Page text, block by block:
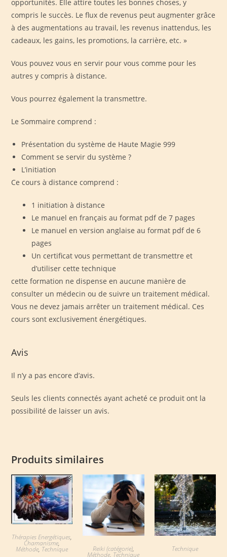
opportunités. Elle attire toutes les bonnes choses, y
compris le succès. Le flux de revenus peut augmenter grâce
à des augmentations au travail, les revenus inattendus, les
cadeaux, les gains, les promotions, la carrière, etc. »
Vous pouvez vous en servir pour vous comme pour les
autres y compris à distance.
Vous pourrez également la transmettre.
Le Sommaire comprend :
Présentation du système de Haute Magie 999
Comment se servir du système ?
L’initiation
Ce cours à distance comprend :
1 initiation à distance
Le manuel en français au format pdf de 7 pages
Le manuel en version anglaise au format pdf de 6
pages
Un certificat vous permettant de transmettre et
d’utiliser cette technique
cette formation ne dispense en aucune manière de
consulter un médecin ou de suivre un traitement médical.
Vous ne devez jamais arrêter un traitement médical. Ces
cours sont exclusivement énergétiques.
Avis
Il n’y a pas encore d’avis.
Seuls les clients connectés ayant acheté ce produit ont la
possibilité de laisser un avis.
Produits similaires
Thérapies Energétiques,
Chamanisme,
Méthode, Technique Reiki (catégorie),
Méthode, Technique
Technique